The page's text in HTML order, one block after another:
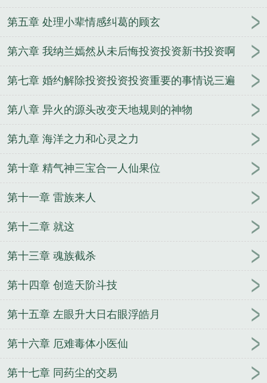
第五章 处理小辈情感纠葛的顾玄
第六章 我纳兰嫣然从未后悔投资投资新书投资啊
第七章 婚约解除投资投资投资重要的事情说三遍
第八章 异火的源头改变天地规则的神物
第九章 海洋之力和心灵之力
第十章 精气神三宝合一人仙果位
第十一章 雷族来人
第十二章 就这
第十三章 魂族截杀
第十四章 创造天阶斗技
第十五章 左眼升大日右眼浮皓月
第十六章 厄难毒体小医仙
第十七章 同药尘的交易